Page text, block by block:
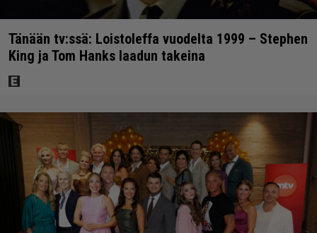
Tänään tv:ssä: Loistoleffa vuodelta 1999 – Stephen
King ja Tom Hanks laadun takeina